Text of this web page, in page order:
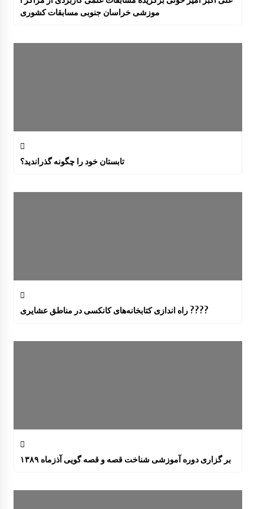
موزشی خراسان جنوبی مسابقات کشوری
تابستان خود را چگونه گذراندید؟
راه اندازی کتابخانه‌های کانکسی در مناطق عشایری ????
بر گزاری دوره آموزشی شناخت قصه و قصه گویی آذزماه ۱۳۸۹